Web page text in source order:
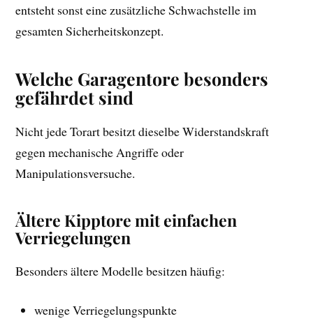
entsteht sonst eine zusätzliche Schwachstelle im
gesamten Sicherheitskonzept.
Welche Garagentore besonders
gefährdet sind
Nicht jede Torart besitzt dieselbe Widerstandskraft
gegen mechanische Angriffe oder
Manipulationsversuche.
Ältere Kipptore mit einfachen
Verriegelungen
Besonders ältere Modelle besitzen häufig:
wenige Verriegelungspunkte